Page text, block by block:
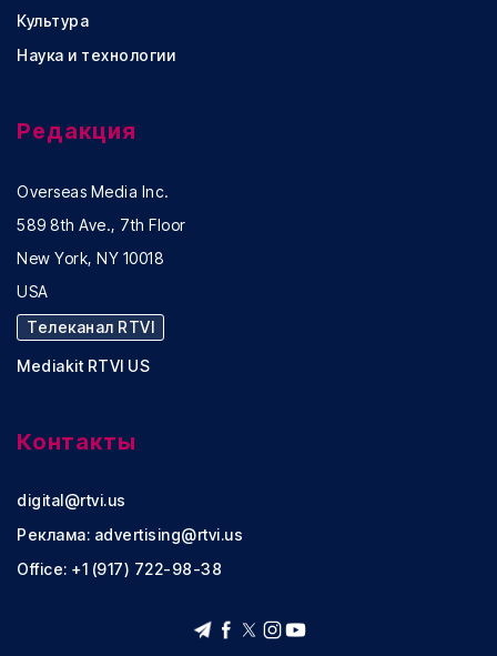
Культура
Наука и технологии
Редакция
Overseas Media Inc.
589 8th Ave., 7th Floor
New York, NY 10018
USA
Телеканал RTVI
Mediakit RTVI US
Контакты
digital@rtvi.us
Реклама: advertising@rtvi.us
Office: +1 (917) 722-98-38